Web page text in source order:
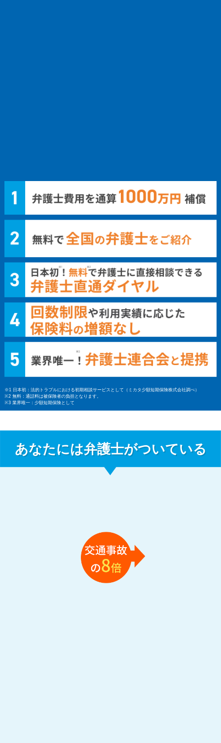
※1 日本初：法的トラブルにおける初期相談サービスとして（ミカタ少額短期保険株式会社調べ）
※2 無料：通話料は被保険者の負担となります。
※3 業界唯一：少額短期保険として
あなたには弁護士がついている